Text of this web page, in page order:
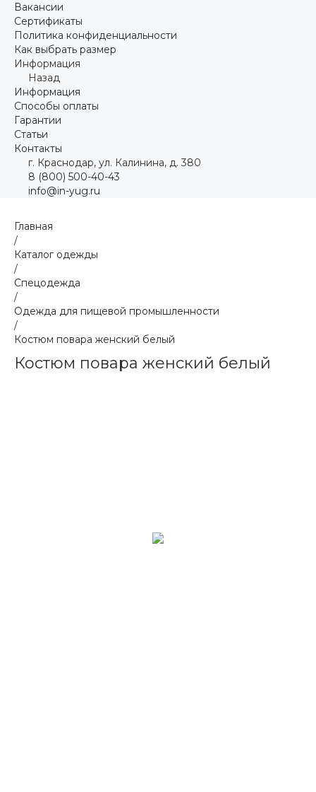
Вакансии
Сертификаты
Политика конфиденциальности
Как выбрать размер
Информация
Назад
Информация
Способы оплаты
Гарантии
Статьи
Контакты
г. Краснодар, ул. Калинина, д. 380
8 (800) 500-40-43
info@in-yug.ru
Главная
/
Каталог одежды
/
Спецодежда
/
Одежда для пищевой промышленности
/
Костюм повара женский белый
Костюм повара женский белый